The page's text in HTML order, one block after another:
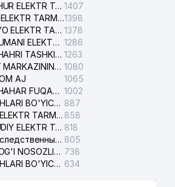
SHAYXONTOHUR ELEKTR TARMOG'I NOSOZLIKLARINI TUZATISH XIZMATI 1407
SAMARQAND ELEKTR TARMOQLARI AJ1398
SURXONDARYO ELEKTR TARMOQLARI AJ 1378
TOSHKENT TUMANI ELEKTR TARMOG'I AVARIYA XIZMATI 1286
TOSHKENT SHAHRI TASHKILOT TELEFONLARI HAQIDA MA'LUMOT BYUROSI 1263
DAVLAT TEST MARKAZINING ISHONCH TELEFONLARI 1080
AJ
1065
TOSHKENT SHAHAR FUQAROLIK ISHLARI BO'YICHA SUDI 1002
FUQAROLIK ISHLARI BO'YICHA YAKKASAROY TUMANLARARO SUDI 887
YUNUSOBOD ELEKTR TARMOG'I NOSOZLIKLARI XIZMATI 858
NAVOIY HUDUDIY ELEKTR TARMOQLARI KORXONASI AJ 818
Ташкентский следственный изолятор 805
ELEKTRTARMOG'I NOSOZLIKLARINI TO'ZATISH SERGELI XIZMATI 738
FUQAROLIK ISHLARI BO'YICHA UCH-TEPA TUMANI SUDI 634